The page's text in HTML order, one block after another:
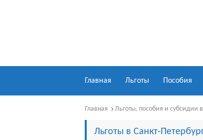
Главная Льготы Пособия
Главная Льготы, пособия и субсидии
Льготы в Санкт-